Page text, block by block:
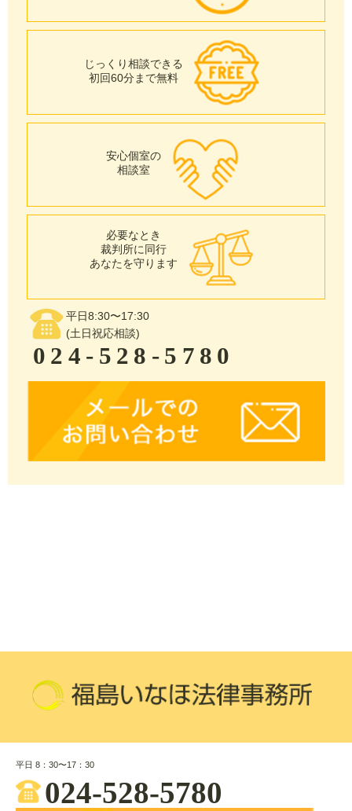
じっくり相談できる
初回60分まで無料
安心個室の
相談室
必要なとき
裁判所に同行
あなたを守ります
平日8:30〜17:30
(土日祝応相談)
024-528-5780
平日 8：30〜17：30
024-528-5780